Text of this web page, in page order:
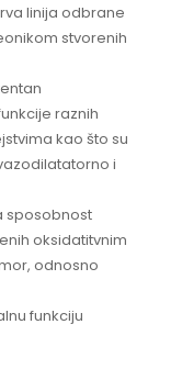
linija odbrane
stvorenih
raznih
kao što su
i
oksidatitvnim
odnosno
funkciju